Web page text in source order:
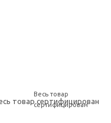
Весь товар
сертифицирован